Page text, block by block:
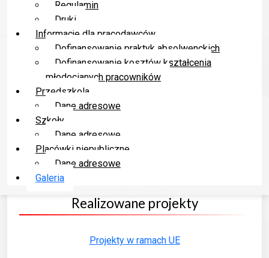
Regulamin
Druki
Informacje dla pracodawców
Dofinansowanie praktyk absolwenckich
Dofinansowanie kosztów kształcenia
młodocianych pracowników
Przedszkola
Dane adresowe
Szkoły
Dane adresowe
Placówki niepubliczne
Dane adresowe
Galeria
Realizowane projekty
Projekty w ramach UE